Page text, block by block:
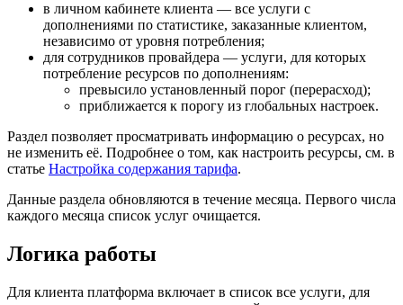
в личном кабинете клиента — все услуги с
дополнениями по статистике, заказанные клиентом,
независимо от уровня потребления;
для сотрудников провайдера — услуги, для которых
потребление ресурсов по дополнениям:
превысило установленный порог (перерасход);
приближается к порогу из глобальных настроек.
Раздел позволяет просматривать информацию о ресурсах, но
не изменить её. Подробнее о том, как настроить ресурсы, см. в
статье Настройка содержания тарифа.
Данные раздела обновляются в течение месяца. Первого числа
каждого месяца список услуг очищается.
Логика работы
Для клиента платформа включает в список все услуги, для